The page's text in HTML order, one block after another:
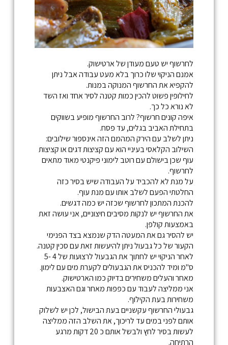
לחרשוף יש טעם מעודן של ארטישוק.
אמנם הניקוי שלו כרוך בלא מעט עבודה אבל ניתן
להקפיא את החרשוף המנוקה במנות.
לחילופין פשוט להכין כמות קטנה לסיר אחד ואז השד
לא נורא כל כך.
איפה קונים חרשוף? לרוב החרשוף מופיע בשווקים
בתחילת האביב בגלים, עד פסח.
ניתן לשלב עם הירק המהמם הזה אינספור שילובים:
השילוב הקלאסי בעיניי הוא עם קציצות דגים או קציצות
עוף שכן בישולם עם רוטב לימוני פיקנטי מאוד מתאים
לחרשוף.
על מנת לא להכביד על העבודה שיש בסיר כזה
החלטתי הפעם לשלב אותו עם מנת עוף.
להכנת המתכון לחרשוף שכזה יש כמה דגשים.
את החרשוף יש לנקות מסיבים חיצוניים, אני עושה זאת
באמצעות קולפן.
יש להסיר גם את המעטה הדק שנמצא בצד הפנימי
הקעור של כל גבעול ניתן להיעשות זאת עם סכין קטנה.
לאחר הניקוי יש לחתוך את הגבעול לרצועות של 4 -5
ס"מ ומיד להכניס את הגבעולים לקערת מים עם לימון.
מאחר והעלים משחירים בדיוק כמו הארטישוק.
אני ממליצה לעבוד עם כפפות מאחר וגם האצבעות
משחירות בעת הקילוף.
גבעולי החרשוף עקשניים בעת הבישול, לכן יש לשלוק
אותם לפני במים עד לריכוך, את השלב הזה ממליצה
לעשות בסיר לחץ ולבשל אותם כ 20 דקות מרגע
הרתיחה.